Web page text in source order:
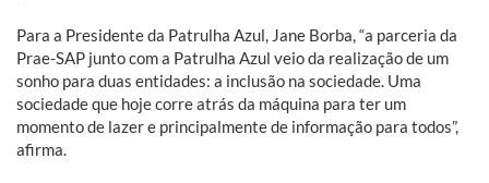
Para a Presidente da Patrulha Azul, Jane Borba, “a parceria da
Prae-SAP junto com a Patrulha Azul veio da realização de um
sonho para duas entidades: a inclusão na sociedade. Uma
sociedade que hoje corre atrás da máquina para ter um
momento de lazer e principalmente de informação para todos”,
afirma.